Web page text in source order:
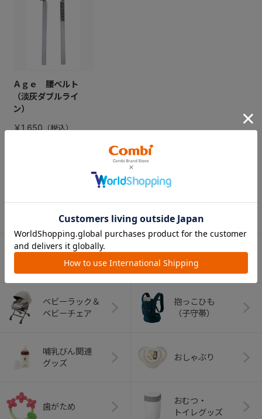
Ａｇｅ 腰ベルト
（淡灰ダブルライ
ン）
￥1,650
CATEGORY
（コンビ）
ベビーカー チャイルドシート
ベビーラック＆
ベビーチェア
抱っこひも
（子守帯）
哺乳びん関連
グッズ
おしゃぶり
歯がため
おむつ・
トイレグッズ